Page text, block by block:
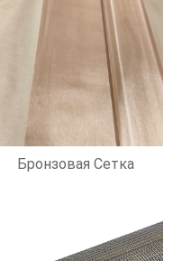
Бронзовая Сетка